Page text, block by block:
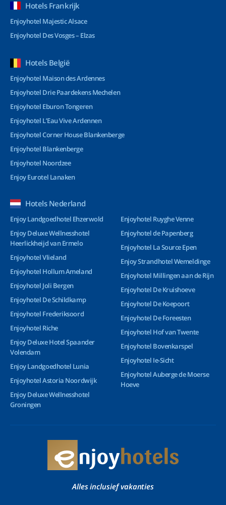
Hotels Frankrijk
Enjoyhotel Majestic Alsace
Enjoyhotel Des Vosges – Elzas
Hotels België
Enjoyhotel Maison des Ardennes
Enjoyhotel Drie Paardekens Mechelen
Enjoyhotel Eburon Tongeren
Enjoyhotel L’Eau Vive Ardennen
Enjoyhotel Corner House Blankenberge
Enjoyhotel Blankenberge
Enjoyhotel Noordzee
Enjoy Eurotel Lanaken
Hotels Nederland
Enjoy Landgoedhotel Ehzerwold
Enjoy Deluxe Wellnesshotel
Heerlickheijd van Ermelo
Enjoyhotel Vlieland
Enjoyhotel Hollum Ameland
Enjoyhotel Joli Bergen
Enjoyhotel De Schildkamp
Enjoyhotel Frederiksoord
Enjoyhotel Riche
Enjoy Deluxe Hotel Spaander
Volendam
Enjoy Landgoedhotel Lunia
Enjoyhotel Astoria Noordwijk
Enjoy Deluxe Wellnesshotel
Groningen
Enjoyhotel Ruyghe Venne
Enjoyhotel de Papenberg
Enjoyhotel La Source Epen
Enjoy Strandhotel Wemeldinge
Enjoyhotel Millingen aan de Rijn
Enjoyhotel De Kruishoeve
Enjoyhotel De Koepoort
Enjoyhotel De Foreesten
Enjoyhotel Hof van Twente
Enjoyhotel Bovenkarspel
Enjoyhotel Ie-Sicht
Enjoyhotel Auberge de Moerse
Hoeve
Alles inclusief vakanties